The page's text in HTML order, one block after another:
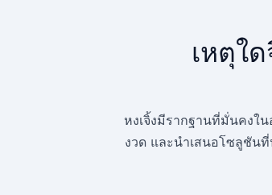
เหตุใ
หงเจิ้งมีรากฐานที่มั่นคงใ
งวด และนำเสนอโซลูชัน